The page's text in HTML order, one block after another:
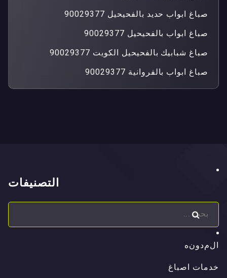
صباغ ابواب حديد بالفحيحيل 90029377
صباغ ابواب بالفحيحيل 90029377
صباغ شبابيك بالفحيحيل الكويت 90029377
صباغ ابواب بالفروانية 90029377
التصنيفات
ل
لمدونه
خدمات اصباغ
ال